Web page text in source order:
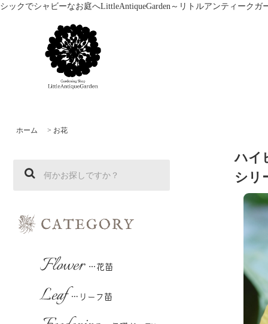
シックでシャビーなお庭へLittleAntiqueGarden～リトルアンティーク
ホーム > お花
ハイ
シリ